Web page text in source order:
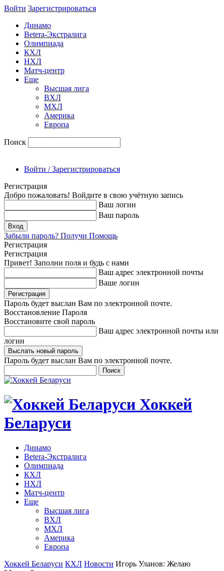
Войти Зарегиcтрироваться
Динамо
Betera-Экстралига
Олимпиада
КХЛ
НХЛ
Матч-центр
Еще
Высшая лига
ВХЛ
МХЛ
Америка
Европа
Поиск
Войти / Зарегистрироваться
Регистрация
Добро пожаловать! Войдите в свою учётную запись
Ваш логин
Ваш пароль
Забыли пароль? Получи Помощь
Регистрация
Регистрация
Привет! Заполни поля и будь с нами
Ваш адрес электронной почты
Ваше логин
Пароль будет выслан Вам по электронной почте.
Восстановление Пароля
Восстановите свой пароль
Ваш адрес электронной почты или
логин
Пароль будет выслан Вам по электронной почте.
Хоккей
Беларуси
Динамо
Betera-Экстралига
Олимпиада
КХЛ
НХЛ
Матч-центр
Еще
Высшая лига
ВХЛ
МХЛ
Америка
Европа
Хоккей Беларуси КХЛ Новости Игорь Уланов: Желаю